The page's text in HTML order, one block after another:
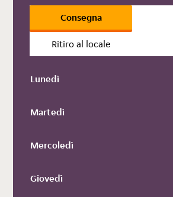
Consegna
Ritiro al locale
Lunedì
Martedì
Mercoledì
Giovedì